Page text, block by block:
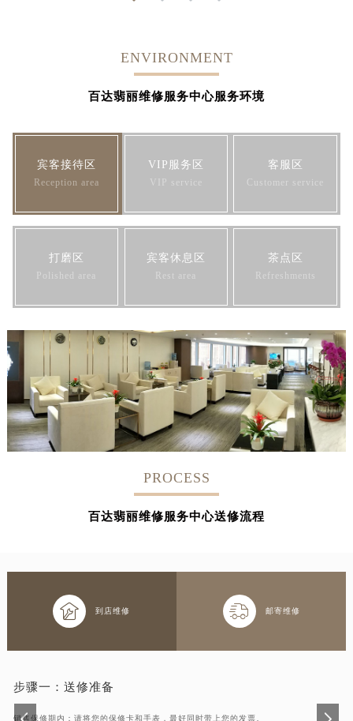
ENVIRONMENT
百达翡丽维修服务中心服务环境
宾客接待区
Reception area
VIP服务区
VIP service
客服区
Customer service
打磨区
Polished area
宾客休息区
Rest area
茶点区
Refreshments
PROCESS
百达翡丽维修服务中心送修流程
 到店维修  邮寄维修
步骤一： 送修准备
销售保修期内：请将您的保修卡和手表，最好同时带上您的发票。